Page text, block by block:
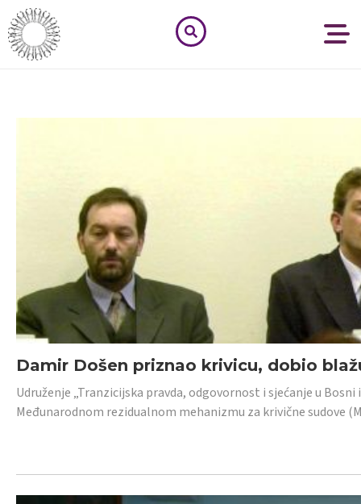
Damir Došen priznao krivicu, dobio
Udruženje „Tranzicijska pravda, odgovornost i sjećanje u
Međunarodnom rezidualnom mehanizmu za krivične sudove